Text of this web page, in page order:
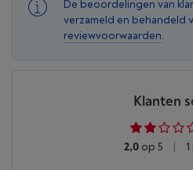
De beoordelingen van
verzameld en behandeld
reviewvoorwaarden.
Klanten
2,0 op 5